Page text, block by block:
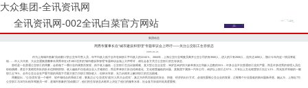
大众集团-全讯资讯网
全讯资讯网-002全讯白菜官方网站
集团动态
周秀华董事长在“城市建设和管理”专题审议会上呼吁——关注公交职工生存状态
2005-01-21
作为上海城市形象“流动窗口”的公交车司售人员，年平均收入低于全市在岗职工平均收入的22.62％。2004年，上海公交行业驾驶员离开公交公司的有3500人，进入的只有2500人，流失达1000人，预计今年内这一情况将延
续……市人大代表、大众交通集团董事长周秀华在1月19日召开的“城市建设和管理”专题审议会场上大声呼吁，请社会各方关注公交职工的生存状态。
曾经是一名普通公交职工的周董，会前做了一番行业内调查后发现，由于收入偏低，公交职工生活比较艰难。某大型公交企业里，30岁至40岁的大龄单身汉占同龄人总数的33％；许多企业不仅普通职工流失严重，而且许多优秀的管理人员也
纷纷跳槽，甚至于某模范车队的队长也悄悄辞职。收入偏低不仅造成企业人才难留住，而且带来职工队伍结构老化、文化程度偏低的问题。某集团下属第一汽车公司，40岁以上职工占57％，大专以上文化程度职工仅占1.3％，而无技术等级的一般
职工占79％。全市公交企业在严重亏损的局面下尽最大努力为职工增加收入，但杯水车薪，无力从根本上解决职工的生活困难。
周董提出，“公交优先”是一个硬件、软件相结合的系统工程，要真正让“公交优先”成为“人民大众优先”，真正为市民百姓提供安全、快捷、经济的出行方式，必须先重视公交企业的发展，正视整个行业面临的新问题新矛盾。她认为，上海近7万
公交职工与10万出租车驾驶员一样，是城市形象的“流动窗口”，他们的生存状态从根本上决定了他们的服务水准，社会各方应该对此高度重视。